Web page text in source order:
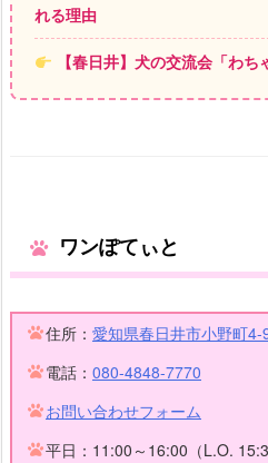
れる理由
【春日井】犬の交流会「わ
ワンぽてぃと
住所： 愛知県春日井市小野町4-
電話： 080-4848-7770
お問い合わせフォーム
平日：11:00～16:00（L.O.